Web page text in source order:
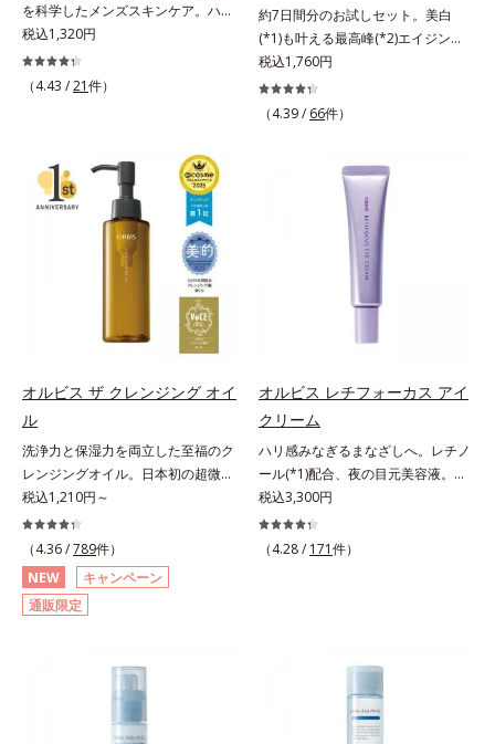
を科学したメンズスキンケア。ハ
リ・ツヤのある、好印象な清潔透明
肌(*1)へ。オルビス ミスターは、男
性の清潔感、爽やかさ、若々しさの
であること(*2)を業界で初めて発見
(*3)。ニキビ・肌荒れ予防有効成分
と保湿成分を新たに配合。これまで
の乾燥・テカリへのケアはそのまま
に、肌荒れ・ニキビ予防など“今”の
肌悩みに応え、“未来”を見据えて好
印象の鍵となるハリ・ツヤへもアプ
ローチする進化を遂げました。うる
おいを逃しやすい男性肌に着目し、
アイテム同士をなじみやすくする
「うるおいコネクト設計」を採用。
8アイテム分の機能を3ステップに集
約し、よりシンプルなお手入れで、
ハリ・ツヤのある好印象な清潔透明
肌(*1)へ導きます。*1 うるおいによ
る透明感のある肌*2 男性の顔画像
を用いた印象評価において、基準画
像に対して、頬全体に輝度分布がな
だらかな光（ツヤ）があると、爽や
かさ印象が高く評価されたこと*3
2022年12月22日時点で、科学文献
ーラ化成研究所調べ）アレルギーテ
スト済＝全ての方にアレルギーが起
税込1,320円
（4.43 /21件）
約7日間分のお試しセット。美白
(*1)も叶える最高峰(*2)エイジング
ケア(*3)。ハリも透明感(*4)も結果
主義。年齢サイン(*5)の因子に着目
した肌科学エイジングケア(*3)シリ
対処するのではなく、肌で起きてい
ることの根本原因に着目。加齢とと
もに現れる年齢サイン(*5)について
研究を進めたところ、弾力感のない
状態である「ハリのなさ」や、くす
人の肌印象に大きな影響を与えてい
ビスユー ドットシリーズは美容成
ター(*8)」を配合。そして、従来か
ら配合している美白有効成分「トラ
ネキサム酸」を配合しました。さら
に、シリーズ共通の美容成分(*7)
「GLルートブースター(*9)」を配合
することで、肌のふっくら感や透明
計で、あなたのエイジングケアを応
え、シミ・ソバカスを防ぐ（ウォッ
シュ除く）*2 オルビス内スキンケ
税込1,760円
（4.39 / 66件）
オルビス ザ クレンジング オイ
ル
洗浄力と保湿力を両立した至福のク
レンジングオイル。日本初の超微粒
子技術(*1)が毛穴奥の微細な汚れに
アプローチ。圧倒的な洗浄力と毛穴
悩みに着目したクレンジングオイル
です。日本初・超微粒子技術(*1)
で、さっと塗り広げるだけで濃いメ
イクはもちろん毛穴悩みも取り去
ーラ化成は独自の先端研究により、
ナノバブルよりも小さい超微粒子
税込1,210円～
（4.36 /789件）
NEW
キャンペーン
通販限定
オルビス レチフォーカス アイ
クリーム
ハリ感みなぎるまなざしへ。レチノ
ール(*1)配合、夜の目元美容液。オ
ルビスの目元技術を結集し、ハリ感
みなぎるまなざしへ。レチノール
(*1)配合の目元美容液です。目元悩
与え、さらに疑似セラミド(*3)が角
層の隙間に浸透(*4)。夜のスキンケ
税込3,300円
（4.28 / 171件）